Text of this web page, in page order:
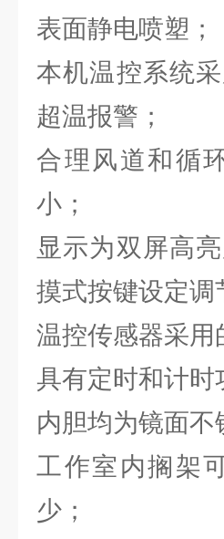
表面静电喷塑；
本机温控系统
超温报警；
合理风道和循
小；
显示为双屏高
摸式按键设定调
温控传感器采
具有定时和计时
内胆均为镜面
工作室内搁架
少；